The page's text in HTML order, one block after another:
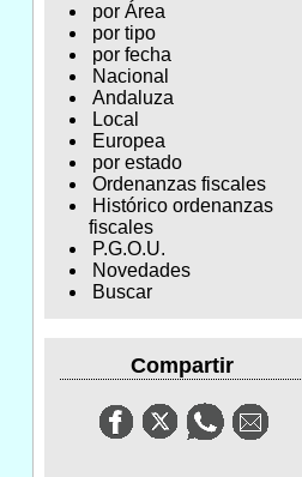
por Área
por tipo
por fecha
Nacional
Andaluza
Local
Europea
por estado
Ordenanzas fiscales
Histórico ordenanzas
fiscales
P.G.O.U.
Novedades
Buscar
Compartir